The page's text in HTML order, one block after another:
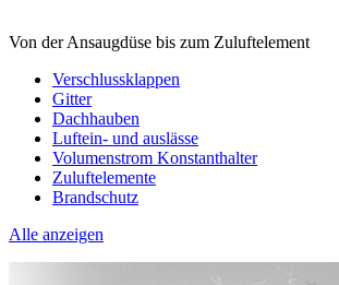
Von der Ansaugdüse bis zum Zuluftelement
Verschlussklappen
Gitter
Dachhauben
Luftein- und auslässe
Volumenstrom Konstanthalter
Zuluftelemente
Brandschutz
Alle anzeigen